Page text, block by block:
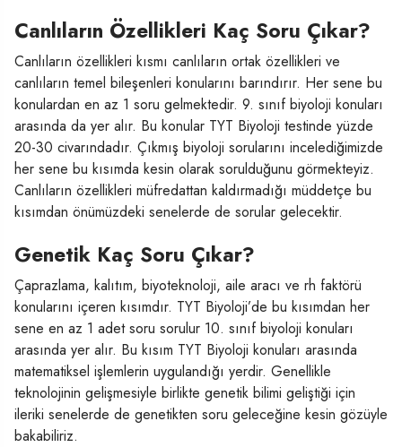
Canlıların Özellikleri Kaç Soru Çıkar?
Canlıların özellikleri kısmı canlıların ortak özellikleri ve
canlıların temel bileşenleri konularını barındırır. Her sene bu
konulardan en az 1 soru gelmektedir. 9. sınıf biyoloji konuları
arasında da yer alır. Bu konular TYT Biyoloji testinde yüzde
20-30 civarındadır. Çıkmış biyoloji sorularını incelediğimizde
her sene bu kısımda kesin olarak sorulduğunu görmekteyiz.
Canlıların özellikleri müfredattan kaldırmadığı müddetçe bu
kısımdan önümüzdeki senelerde de sorular gelecektir.
Genetik Kaç Soru Çıkar?
Çaprazlama, kalıtım, biyoteknoloji, aile aracı ve rh faktörü
konularını içeren kısımdır. TYT Biyoloji’de bu kısımdan her
sene en az 1 adet soru sorulur 10. sınıf biyoloji konuları
arasında yer alır. Bu kısım TYT Biyoloji konuları arasında
matematiksel işlemlerin uygulandığı yerdir. Genellikle
teknolojinin gelişmesiyle birlikte genetik bilimi geliştiği için
ileriki senelerde de genetikten soru geleceğine kesin gözüyle
bakabiliriz.